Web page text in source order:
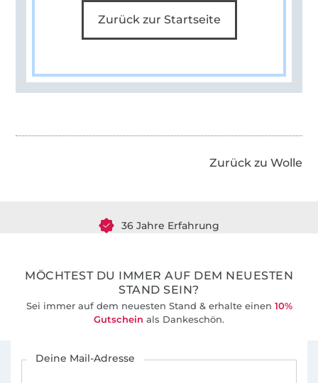
Zurück zur Startseite
Zurück zu Wolle
36 Jahre Erfahrung
MÖCHTEST DU IMMER AUF DEM NEUESTEN
STAND SEIN?
Sei immer auf dem neuesten Stand & erhalte einen 10%
Gutschein als Dankeschön.
Deine Mail-Adresse